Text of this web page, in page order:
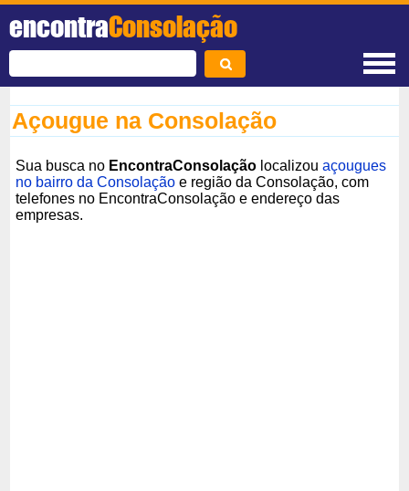
encontraConsolação
Açougue na Consolação
Sua busca no EncontraConsolação localizouaçougues
no bairro da Consolação e região da Consolação, com
telefones no EncontraConsolação e endereço das
empresas.